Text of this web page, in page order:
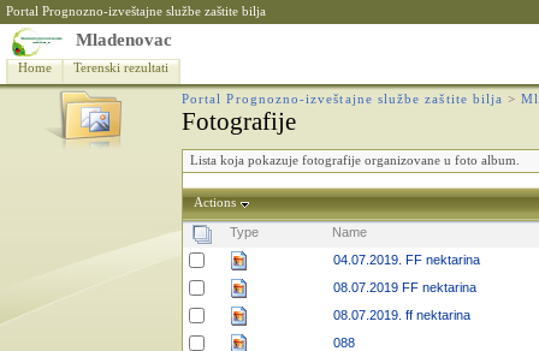
Portal Prognozno-izveštajne službe zaštite bilja
Mladenovac
Home Terenski rezultati
Portal Prognozno-izveštajne službe zaštite bilja >
Fotografije
Lista koja pokazuje fotografije organizovane u foto album.
Actions
Type
Name
04.07.2019. FF nektarina
08.07.2019 FF nektarina
08.07.2019. ff nektarina
088